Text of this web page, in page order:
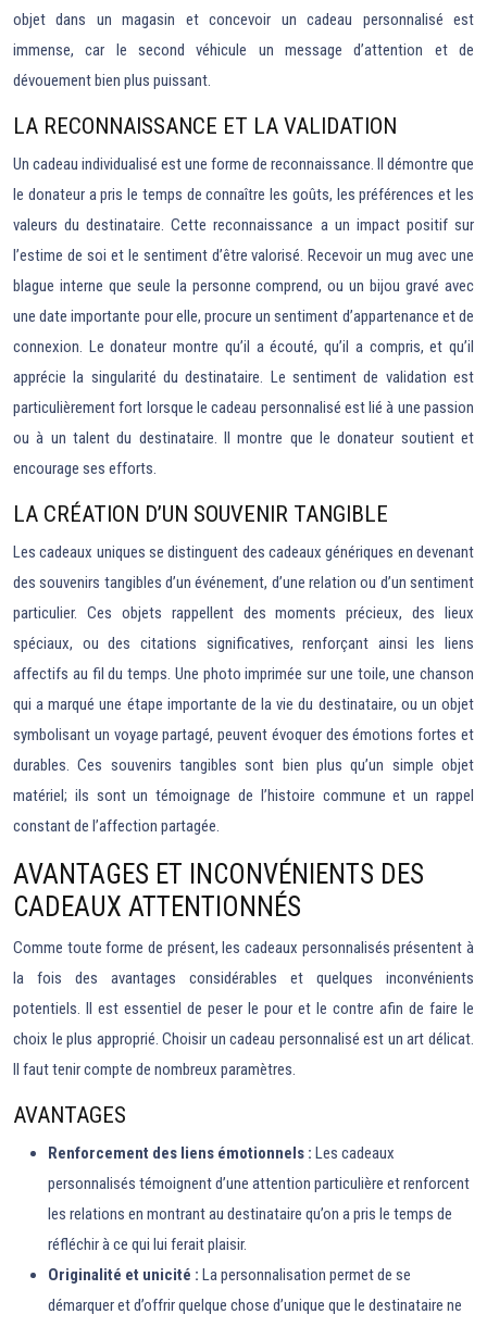
objet dans un magasin et concevoir un cadeau personnalisé est
immense, car le second véhicule un message d’attention et de
dévouement bien plus puissant.
LA RECONNAISSANCE ET LA VALIDATION
Un cadeau individualisé est une forme de reconnaissance. Il démontre que
le donateur a pris le temps de connaître les goûts, les préférences et les
valeurs du destinataire. Cette reconnaissance a un impact positif sur
l’estime de soi et le sentiment d’être valorisé. Recevoir un mug avec une
blague interne que seule la personne comprend, ou un bijou gravé avec
une date importante pour elle, procure un sentiment d’appartenance et de
connexion. Le donateur montre qu’il a écouté, qu’il a compris, et qu’il
apprécie la singularité du destinataire. Le sentiment de validation est
particulièrement fort lorsque le cadeau personnalisé est lié à une passion
ou à un talent du destinataire. Il montre que le donateur soutient et
encourage ses efforts.
LA CRÉATION D’UN SOUVENIR TANGIBLE
Les cadeaux uniques se distinguent des cadeaux génériques en devenant
des souvenirs tangibles d’un événement, d’une relation ou d’un sentiment
particulier. Ces objets rappellent des moments précieux, des lieux
spéciaux, ou des citations significatives, renforçant ainsi les liens
affectifs au fil du temps. Une photo imprimée sur une toile, une chanson
qui a marqué une étape importante de la vie du destinataire, ou un objet
symbolisant un voyage partagé, peuvent évoquer des émotions fortes et
durables. Ces souvenirs tangibles sont bien plus qu’un simple objet
matériel; ils sont un témoignage de l’histoire commune et un rappel
constant de l’affection partagée.
AVANTAGES ET INCONVÉNIENTS DES
CADEAUX ATTENTIONNÉS
Comme toute forme de présent, les cadeaux personnalisés présentent à
la fois des avantages considérables et quelques inconvénients
potentiels. Il est essentiel de peser le pour et le contre afin de faire le
choix le plus approprié. Choisir un cadeau personnalisé est un art délicat.
Il faut tenir compte de nombreux paramètres.
AVANTAGES
Renforcement des liens émotionnels : Les cadeaux
personnalisés témoignent d’une attention particulière et renforcent
les relations en montrant au destinataire qu’on a pris le temps de
réfléchir à ce qui lui ferait plaisir.
Originalité et unicité : La personnalisation permet de se
démarquer et d’offrir quelque chose d’unique que le destinataire ne